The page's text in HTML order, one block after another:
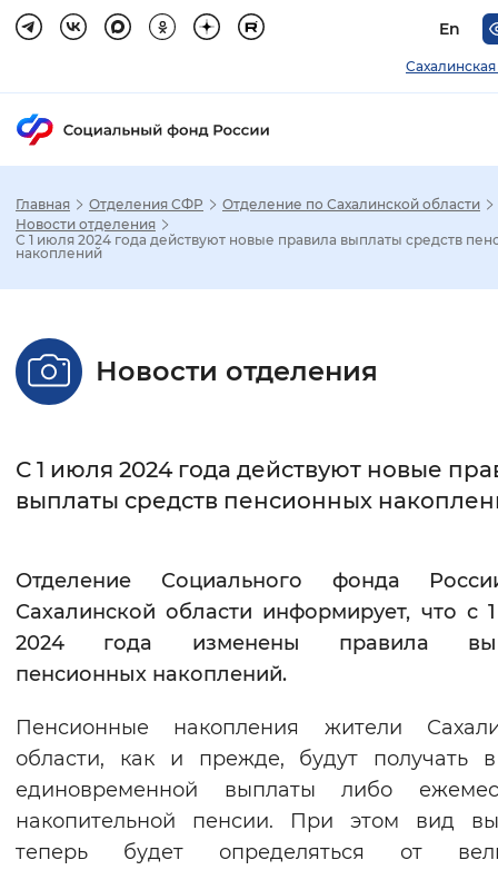
En
Стандартный Увеличенный
Без засечек С засечками
Нормальный Увеличенный
Цвет сайта
Монохромный Инверсивный
Синий фон
Изображения
Включены Выключены
Главная Отделения СФР
Отделение по Сахалинской области
Новости отделения
С 1 июля 2024 года действуют новые правила выплаты средств
накоплений
Новости отделения
С 1 июля 2024 года действуют новые
выплаты средств пенсионных
Отделение Социального фонда
Сахалинской области информирует, что с
2024 года изменены правила
пенсионных накоплений.
Пенсионные накопления жители
области, как и прежде, будут получать
единовременной выплаты либо
накопительной пенсии. При этом вид
теперь будет определяться от